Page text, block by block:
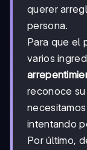
querer
persona.
Para que el
varios
reconoce su
necesitamos
intentando
Por último,